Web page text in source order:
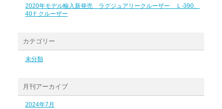
2020年モデル輸入新発売 ラグジュアリークルーザー Ｌ-390、
40Ｆクルーザー
カテゴリー
未分類
月刊アーカイブ
2024年7月